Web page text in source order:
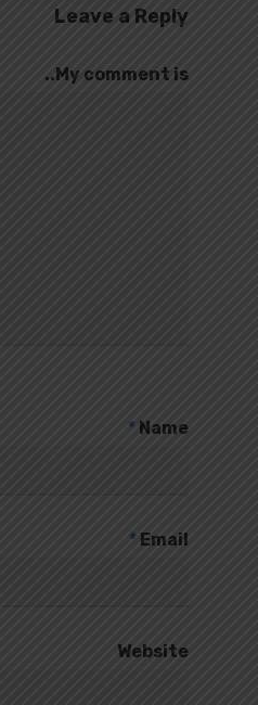
Leave a Reply
My comment is..
Name
*
Email
*
Website